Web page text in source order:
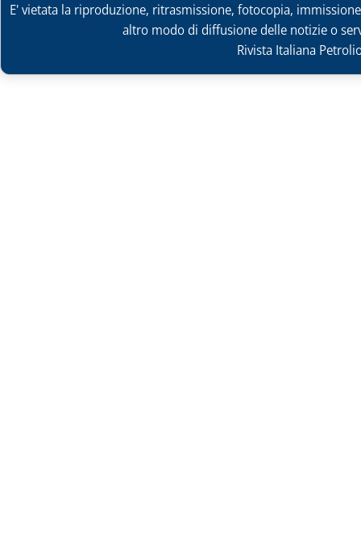
E' vietata la riproduzione, ritrasmissione, fotocopia,
altro modo di diffusione delle notizie o
Rivista Italiana